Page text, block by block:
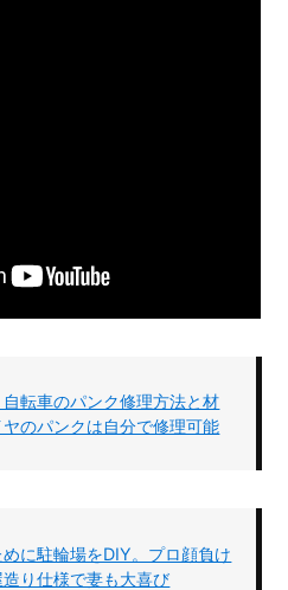
自転車のパンク修理方法と材
のパンクは自分で修理可能
に駐輪場をDIY。プロ顔負け
り仕様で妻も大喜び